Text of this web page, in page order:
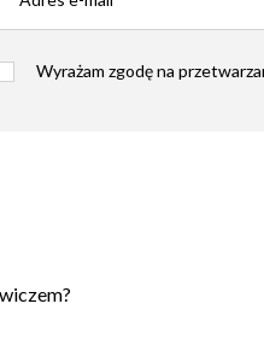
Wyrażam zgodę na